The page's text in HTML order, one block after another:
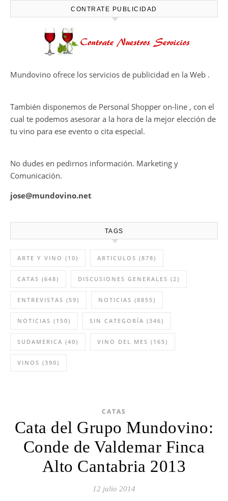
CONTRATE PUBLICIDAD
Mundovino ofrece los servicios de publicidad en la Web .
También disponemos de Personal Shopper on-line , con el
cual te podemos asesorar a la hora de la mejor elección de
tu vino para ese evento o cita especial.
No dudes en pedirnos información. Marketing y
Comunicación.
jose@mundovino.net
TAGS
ARTE Y VINO (10) ARTICULOS (878)
CATAS (648) DISCUSIONES GENERALES (2)
ENTREVISTAS (59) NOTICIAS (8855)
NOTICIAS (150) SIN CATEGORÍA (346)
SUDAMERICA (40) VINO DEL MES (165)
VINOS (390)
CATAS
Cata del Grupo Mundovino:
Conde de Valdemar Finca
Alto Cantabria 2013
12 julio 2014